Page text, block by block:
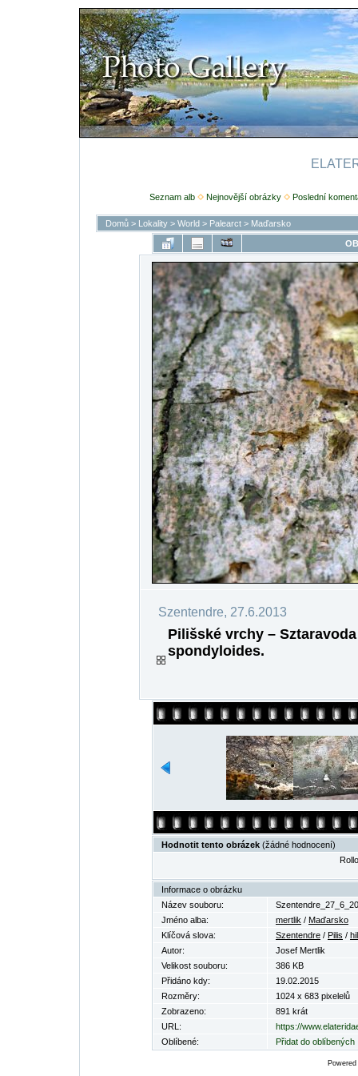
Seznam alb Nejnovější obrázky Poslední
Domů> Lokality> World> Palearct> Maďarsko
Szentendre, 27.6.2013
Pilišské vrchy –
spondyloides.
Hodnotit tento obrázek (žádné hodnocení)
Informace o obrázku
Název souboru:
Jméno alba:
mertlik / Maďarsko
Klíčová slova:
Szentendre / Pilis /
Autor:
Josef Mertlik
Velikost souboru:
386 KB
Přidáno kdy:
19.02.2015
Rozměry:
1024 x 683 pixelelů
Zobrazeno:
891 krát
URL:
https://
Oblíbené:
Přidat do oblíbených